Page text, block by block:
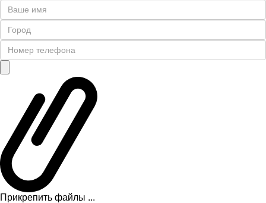
Прикрепить файлы ...